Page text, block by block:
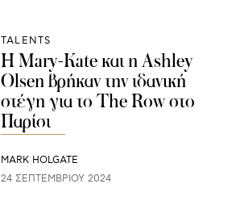
TALENTS
Η Mary-Kate και η Ashley
Olsen βρήκαν την ιδανική
στέγη για το The Row στο
Παρίσι
MARK HOLGATE
24 ΣΕΠΤΕΜΒΡΊΟΥ 2024